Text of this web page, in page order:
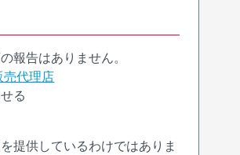
報告はありません。
売代理店
る
提供しているわけではありま